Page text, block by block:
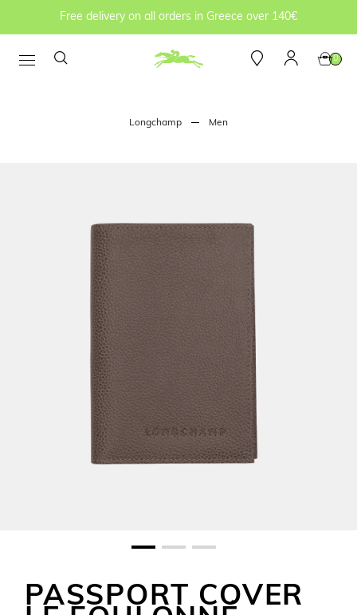
Free delivery on all orders in Greece over 140€
0
Longchamp Men
PASSPORT COVER